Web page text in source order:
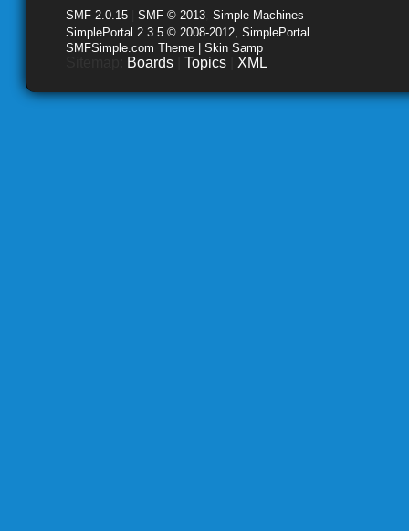
SMF 2.0.15 SMF © 2013 Simple Machines
SimplePortal 2.3.5 © 2008-2012, SimplePortal
SMFSimple.com Theme | Skin Samp
Boards Topics XML